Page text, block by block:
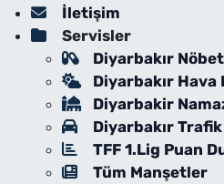
İletişim
Servisler
Diyarbakır
Diyarbakır Hava
Diyarbakir
Diyarbakır
TFF 1.Lig Puan
Tüm Manşetler